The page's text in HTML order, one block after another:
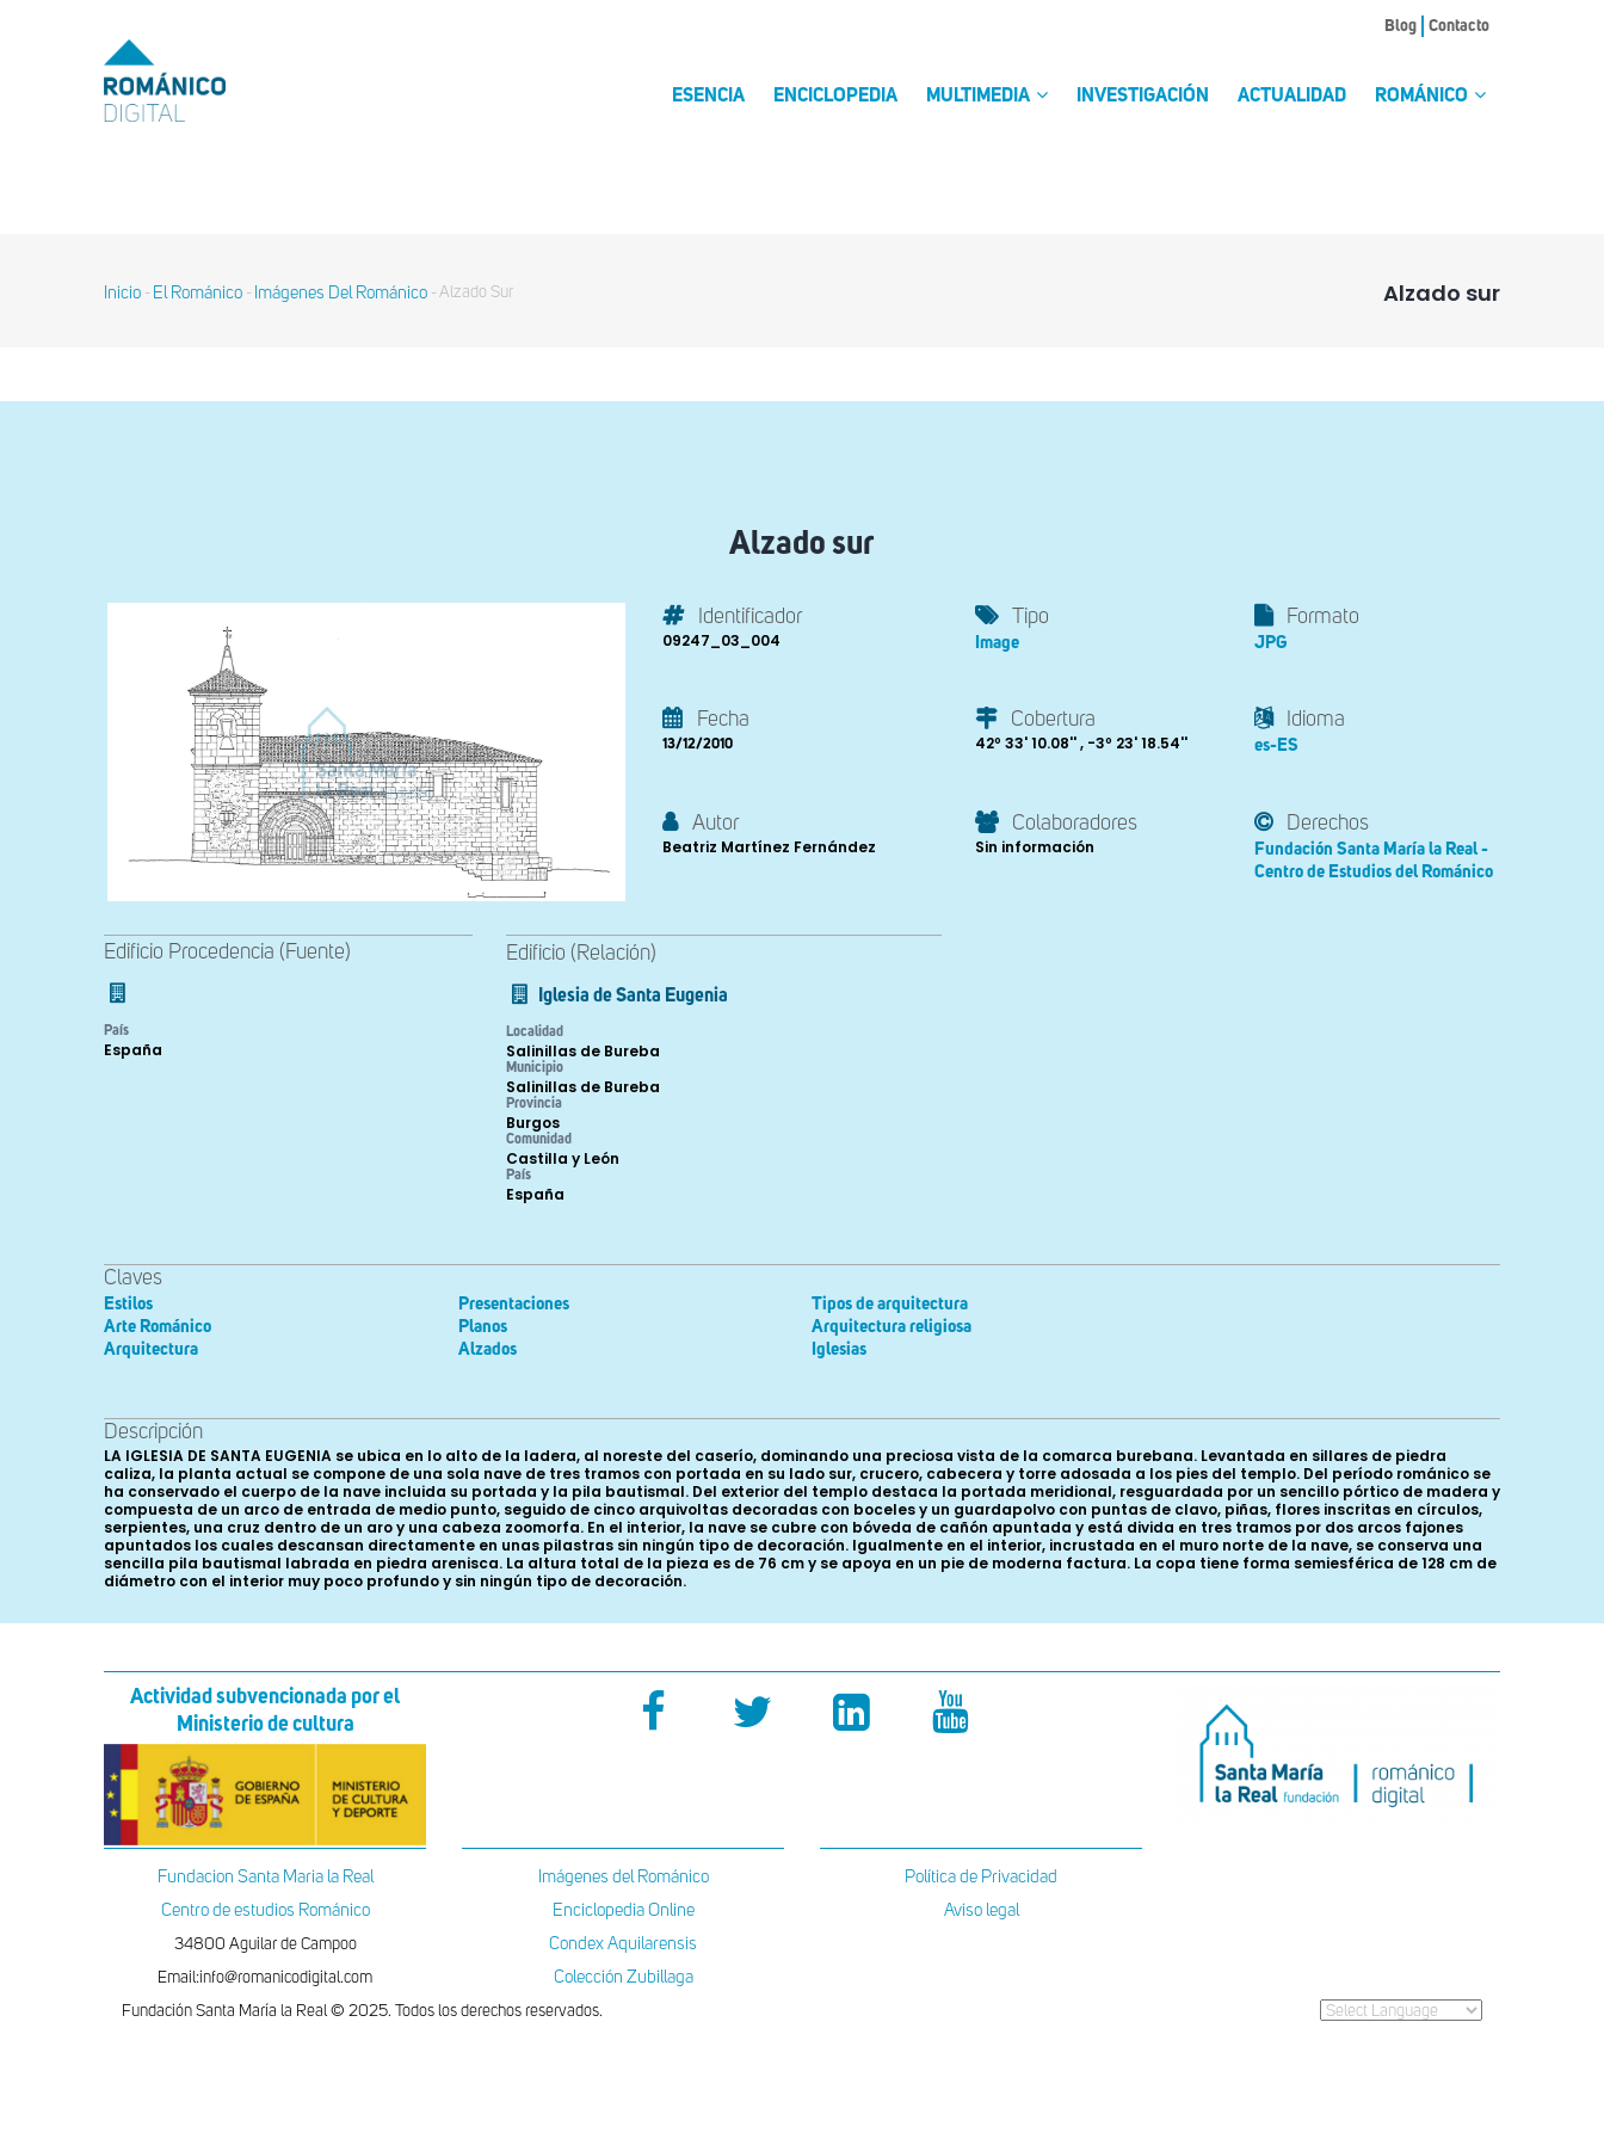
MENU
TOP
Blog Contacto
ESENCIA ENCICLOPEDIA MULTIMEDIA INVESTIGACIÓN ACTUALIDAD ROMÁNICO
Alzado sur
Sobrescribir
Inicio - El Románico - Imágenes Del Románico - Alzado Sur
Alzado sur
Identificador
09247_03_004
Tipo
Image
Formato
JPG
Fecha
13/12/2010
Cobertura
42º 33' 10.08'' , -3º 23' 18.54''
Idioma
es-ES
Autor
Beatriz Martínez Fernández
Colaboradores
Sin información
Derechos
Fundación Santa María la Real -
Centro de Estudios del Románico
Edificio Procedencia (Fuente)
País
España
Edificio (Relación)
Iglesia de Santa Eugenia
Localidad
Salinillas de Bureba
Municipio
Salinillas de Bureba
Provincia
Burgos
Comunidad
Castilla y León
País
España
Claves
Estilos
Arte Románico
Arquitectura
Presentaciones
Planos
Alzados
Tipos de arquitectura
Arquitectura religiosa
Iglesias
Descripción
LA IGLESIA DE SANTA EUGENIA se ubica en lo alto de la ladera, al noreste del caserío, dominando una preciosa vista de la comarca burebana. Levantada en sillares de piedra
caliza, la planta actual se compone de una sola nave de tres tramos con portada en su lado sur, crucero, cabecera y torre adosada a los pies del templo. Del período románico se
ha conservado el cuerpo de la nave incluida su portada y la pila bautismal. Del exterior del templo destaca la portada meridional, resguardada por un sencillo pórtico de madera y
compuesta de un arco de entrada de medio punto, seguido de cinco arquivoltas decoradas con boceles y un guardapolvo con puntas de clavo, piñas, flores inscritas en círculos,
serpientes, una cruz dentro de un aro y una cabeza zoomorfa. En el interior, la nave se cubre con bóveda de cañón apuntada y está divida en tres tramos por dos arcos fajones
apuntados los cuales descansan directamente en unas pilastras sin ningún tipo de decoración. Igualmente en el interior, incrustada en el muro norte de la nave, se conserva una
sencilla pila bautismal labrada en piedra arenisca. La altura total de la pieza es de 76 cm y se apoya en un pie de moderna factura. La copa tiene forma semiesférica de 128 cm de
diámetro con el interior muy poco profundo y sin ningún tipo de decoración.
Actividad subvencionada por el
Ministerio de cultura
Fundacion Santa Maria la Real
Centro de estudios Románico
34800 Aguilar de Campoo
Email:info@romanicodigital.com
Imágenes del Románico
Enciclopedia Online
Condex Aquilarensis
Colección Zubillaga
Política de Privacidad
Aviso legal
Fundación Santa María la Real © 2025. Todos los derechos reservados.